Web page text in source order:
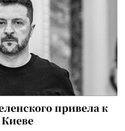
привела к